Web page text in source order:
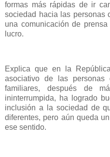
formas más rápidas de ir
sociedad hacia las personas
una comunicación de
lucro.
Explica que en la
asociativo de las
familiares, después de
ininterrumpida, ha logrado
inclusión a la sociedad de
diferentes, pero aún queda
ese sentido.